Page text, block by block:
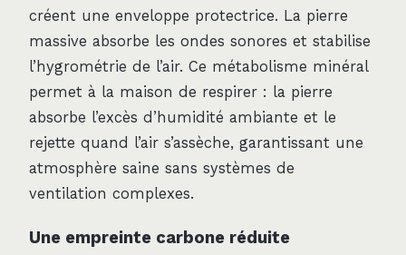
créent une enveloppe protectrice. La pierre
massive absorbe les ondes sonores et stabilise
l’hygrométrie de l’air. Ce métabolisme minéral
permet à la maison de respirer : la pierre
absorbe l’excès d’humidité ambiante et le
rejette quand l’air s’assèche, garantissant une
atmosphère saine sans systèmes de
ventilation complexes.
Une empreinte carbone réduite